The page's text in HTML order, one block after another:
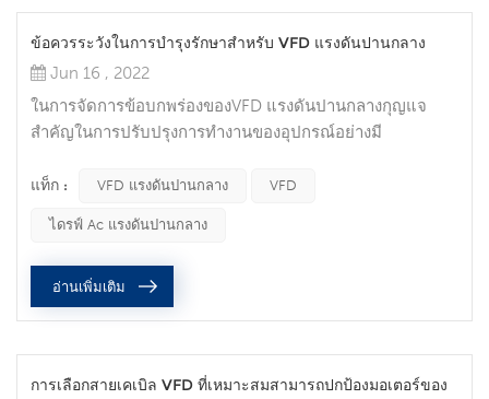
ข้อควรระวังในการบำรุงรักษาสำหรับ VFD แรงดันปานกลาง
Jun 16 , 2022
ในการจัดการข้อบกพร่องของVFD แรงดันปานกลางกุญแจ
สำคัญในการปรับปรุงการทำงานของอุปกรณ์อย่างมี
ของอุปกรณ์ได้อย่างรวดเร็วและจัดการกับมันอย่างมี
การบำรุงรักษาทางไฟฟ้า อุปกรณ์แรงดันไฟฟ้าปานกลาง (MV)
มีความเสี่ยงมากขึ้นสำหรับผู้ที่ไม่คุ้นเคยกับวิธีการทำงาน...
แท็ก : VFD แรงดันปานกลาง VFD
ไดรฟ์ Ac แรงดันปานกลาง
อ่านเพิ่มเติม
การเลือกสายเคเบิล VFD ที่เหมาะสมสามารถปกป้องมอเตอร์ของ